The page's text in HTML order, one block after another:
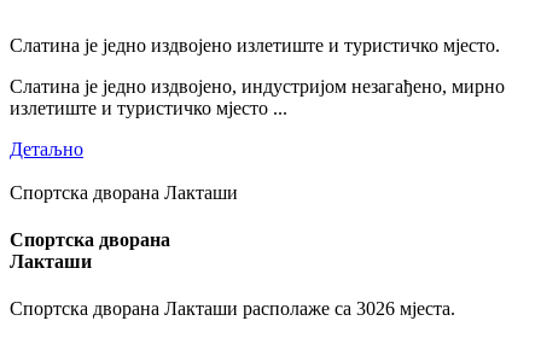
Слатина је једно издвојено излетиште и туристичко мјесто.
Слатина је једно издвојено, индустријом незагађено, мирно
излетиште и туристичко мјесто ...
Детаљно
Спортска дворана Лакташи
Спортска дворана
Лакташи
Спортска дворана Лакташи располаже са 3026 мјеста.